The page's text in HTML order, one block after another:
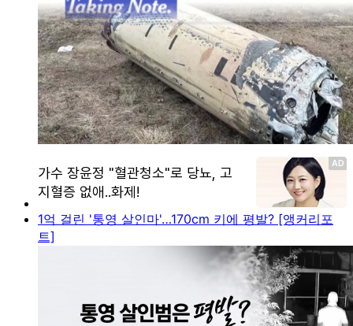
1억 걸린 '통영 살인마'…170cm 키에 평발? [앵커리포
트]